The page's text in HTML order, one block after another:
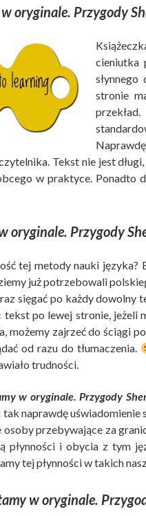
oryginale. Przygody
cieniutka
stronie
Tekst nie jest
w praktyce. Ponadto
oryginale. Przygody
tej metody nauki
już potrzebowali
sięgać po każdy dowolny
po lewej stronie, jeżeli
możemy zajrzeć do ściągi
od razu do tłumaczenia.
trudności.
w oryginale. Przygody
naprawdę uświadomienie
przebywające za
płynności i obycia z tym
tej płynności w takich
w oryginale.